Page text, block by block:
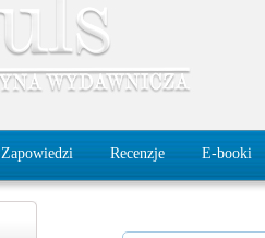
Zapowiedzi Recenzje E-booki